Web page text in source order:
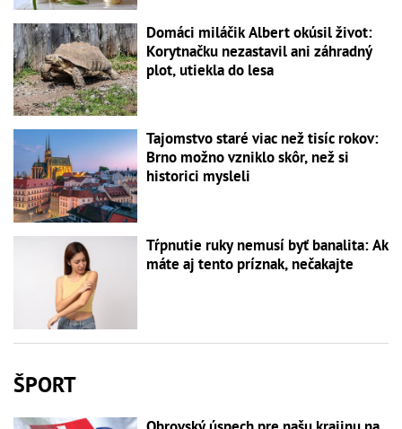
Domáci miláčik Albert okúsil život:
Korytnačku nezastavil ani záhradný
plot, utiekla do lesa
Tajomstvo staré viac než tisíc rokov:
Brno možno vzniklo skôr, než si
historici mysleli
Tŕpnutie ruky nemusí byť banalita: Ak
máte aj tento príznak, nečakajte
ŠPORT